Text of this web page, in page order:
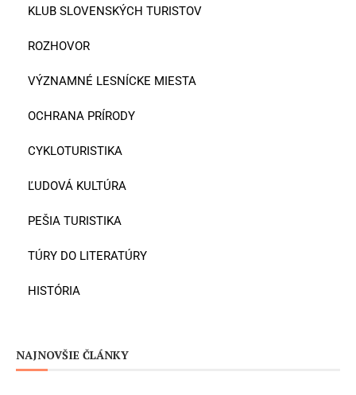
KLUB SLOVENSKÝCH TURISTOV
ROZHOVOR
VÝZNAMNÉ LESNÍCKE MIESTA
OCHRANA PRÍRODY
CYKLOTURISTIKA
ĽUDOVÁ KULTÚRA
PEŠIA TURISTIKA
TÚRY DO LITERATÚRY
HISTÓRIA
NAJNOVŠIE ČLÁNKY